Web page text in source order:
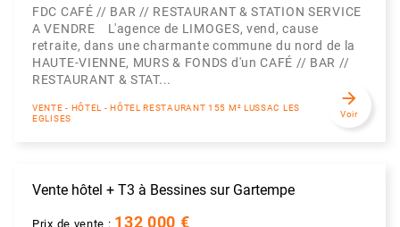
FDC CAFÉ // BAR // RESTAURANT & STATION SERVICE
A VENDRE L'agence de LIMOGES, vend, cause
retraite, dans une charmante commune du nord de la
HAUTE-VIENNE, MURS & FONDS d'un CAFÉ // BAR //
RESTAURANT & STAT...
VENTE - HÔTEL - HÔTEL RESTAURANT 155 M² LUSSAC LES
EGLISES
arrow_forward
Voir
Vente hôtel + T3 à Bessines sur Gartempe
Prix de vente : 132 000 €